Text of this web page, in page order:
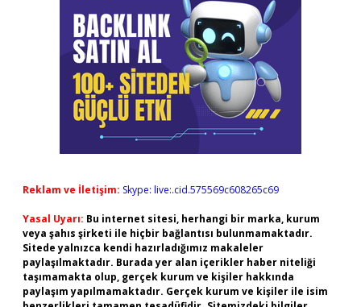
Reklam ve İletişim: Skype: live:.cid.575569c608265c69
Yasal Uyarı: Bu internet sitesi, herhangi bir marka, kurum
veya şahıs şirketi ile hiçbir bağlantısı bulunmamaktadır.
Sitede yalnızca kendi hazırladığımız makaleler
paylaşılmaktadır. Burada yer alan içerikler haber niteliği
taşımamakta olup, gerçek kurum ve kişiler hakkında
paylaşım yapılmamaktadır. Gerçek kurum ve kişiler ile isim